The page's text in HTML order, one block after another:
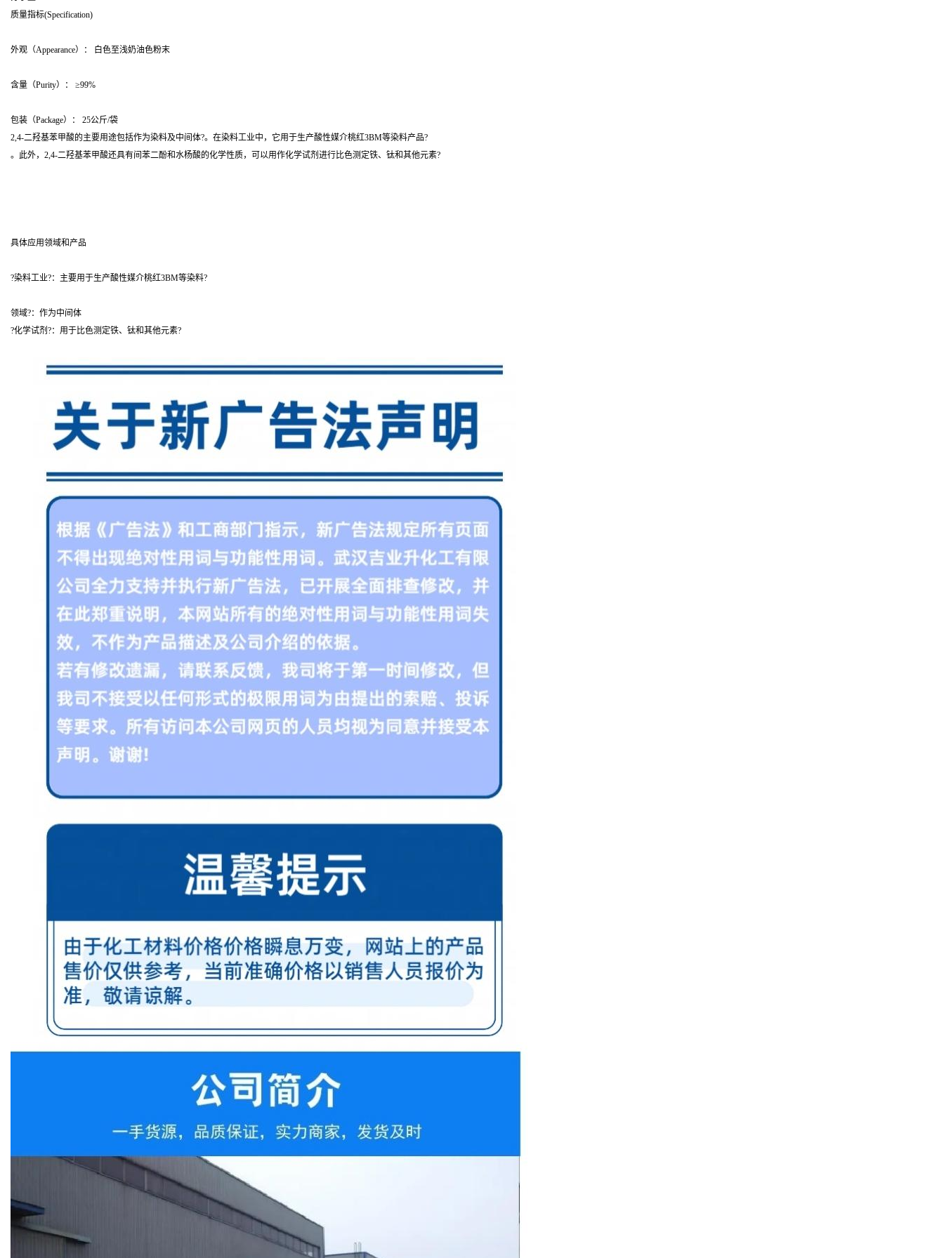
质量指标(Specification)
外观（Appearance）： 白色至浅奶油色粉末
含量（Purity）： ≥99%
包装（Package）： 25公斤/袋
2,4-二羟基苯甲酸的主要用途包括作为染料及中间体?。在染料工业中，它用于生产酸性媒介桃红3BM等染料产品?
。此外，2,4-二羟基苯甲酸还具有间苯二酚和水杨酸的化学性质，可以用作化学试剂进行比色测定铁、钛和其他元素?
具体应用领域和产品
?染料工业?：主要用于生产酸性媒介桃红3BM等染料?
领域?：作为中间体
?化学试剂?：用于比色测定铁、钛和其他元素?